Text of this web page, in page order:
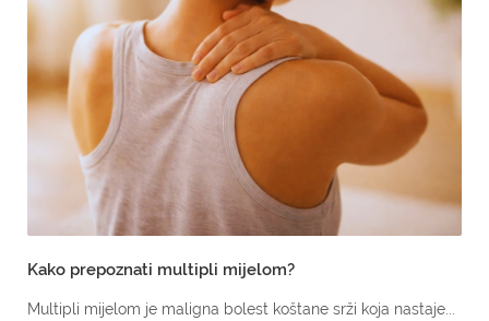
Kako prepoznati multipli mijelom?
Multipli mijelom je maligna bolest koštane srži koja nastaje...